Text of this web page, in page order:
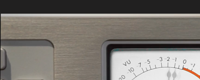
Video-
Player